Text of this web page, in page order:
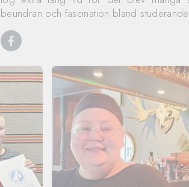
beundran och fascination bland